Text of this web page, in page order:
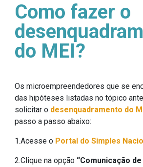
Como fazer o
do MEI?
Os microempreendedores que se
das hipóteses listadas no tópico
solicitar o desenquadramento do
passo a passo abaixo:
1.Acesse o Portal do Simples
2.Clique na opção “Comunicação de